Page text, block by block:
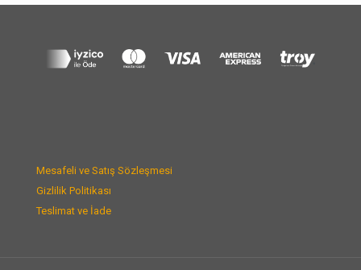
Mesafeli ve Satış Sözleşmesi
Gizlilik Politikası
Teslimat ve İade